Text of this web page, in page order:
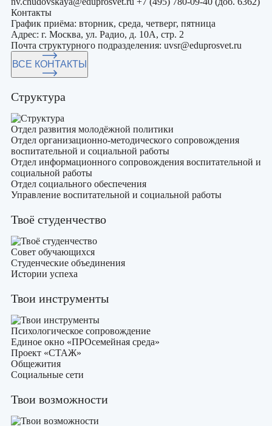
Контакты
График приёма: вторник, среда, четверг, пятница
Адрес: г. Москва, ул. Радио, д. 10А, стр. 2
Почта структурного подразделения: uvsr@eduprosvet.ru
ВСЕ КОНТАКТЫ
Структура
Отдел развития молодёжной политики
Отдел организационно-методического сопровождения
воспитательной и социальной работы
Отдел информационного сопровождения воспитательной и
социальной работы
Отдел социального обеспечения
Управление воспитательной и социальной работы
Твоё студенчество
Совет обучающихся
Студенческие объединения
Истории успеха
Твои инструменты
Психологическое сопровождение
Единое окно «ПРОсемейная среда»
Проект «СТАЖ»
Общежития
Социальные сети
Твои возможности